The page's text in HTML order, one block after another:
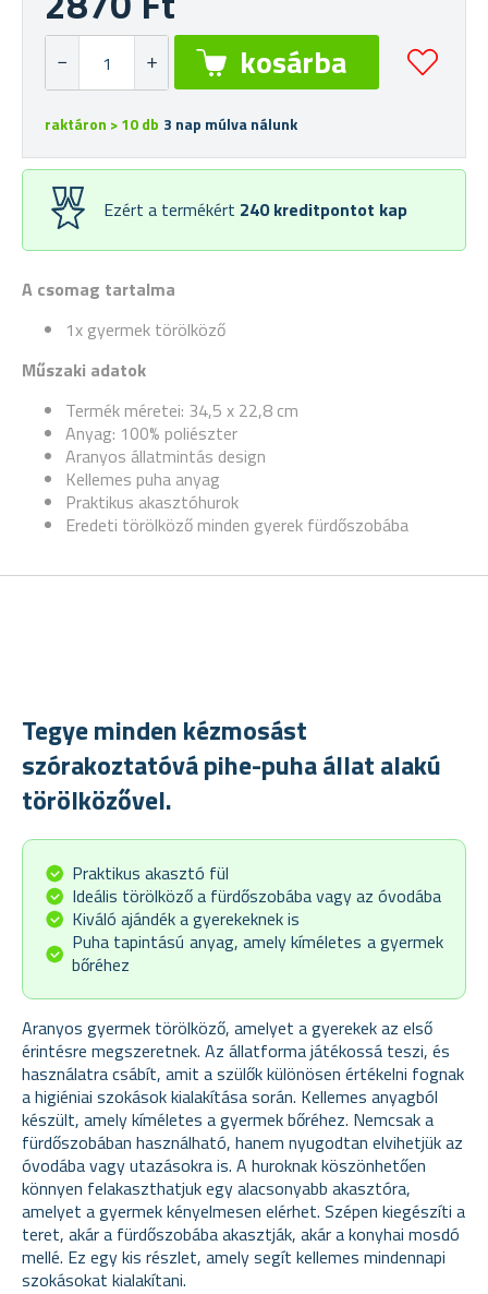
A csomag tartalma
1x gyermek törölköző
Műszaki adatok
Termék méretei: 34,5 x 22,8 cm
Anyag: 100% poliészter
Aranyos állatmintás design
Kellemes puha anyag
Praktikus akasztóhurok
Eredeti törölköző minden gyerek fürdőszobába
raktáron > 10 db 3 nap múlva nálunk
Ezért a termékért 240 kreditpontot kap
Tegye minden kézmosást
szórakoztatóvá pihe-puha állat alakú
törölközővel.
Praktikus akasztó fül
Ideális törölköző a fürdőszobába vagy az óvodába
Kiváló ajándék a gyerekeknek is
Puha tapintású anyag, amely kíméletes a gyermek
bőréhez
Aranyos gyermek törölköző, amelyet a gyerekek az első
érintésre megszeretnek. Az állatforma játékossá teszi, és
használatra csábít, amit a szülők különösen értékelni fognak
a higiéniai szokások kialakítása során. Kellemes anyagból
készült, amely kíméletes a gyermek bőréhez. Nemcsak a
fürdőszobában használható, hanem nyugodtan elvihetjük az
óvodába vagy utazásokra is. A huroknak köszönhetően
könnyen felakaszthatjuk egy alacsonyabb akasztóra,
amelyet a gyermek kényelmesen elérhet. Szépen kiegészíti a
teret, akár a fürdőszobába akasztják, akár a konyhai mosdó
mellé. Ez egy kis részlet, amely segít kellemes mindennapi
szokásokat kialakítani.